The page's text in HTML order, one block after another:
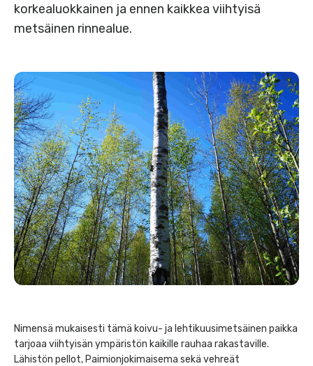
korkealuokkainen ja ennen kaikkea viihtyisä
metsäinen rinnealue.
Nimensä mukaisesti tämä koivu- ja lehtikuusimetsäinen paikka
tarjoaa viihtyisän ympäristön kaikille rauhaa rakastaville.
Lähistön pellot, Paimionjokimaisema sekä vehreät